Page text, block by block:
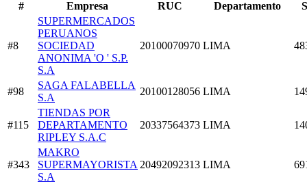
# Empresa RUC Departamento
#8
SUPERMERCADOS
PERUANOS
SOCIEDAD
ANONIMA 'O ' S.P.
S.A
20100070970 LIMA
#98
SAGA FALABELLA
S.A
20100128056 LIMA
#115
TIENDAS POR
DEPARTAMENTO
RIPLEY S.A.C
20337564373 LIMA
#343
MAKRO
SUPERMAYORISTA
S.A
20492092313 LIMA